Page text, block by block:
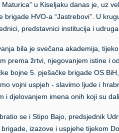
Maturica” u Kiseljaku danas je, uz
brigade HVO-a “Jastrebovi”. U
predstavnici institucija i
bila je svečana akademija,
prema žrtvi, njegovanjem istine i
bojne 5. pješačke brigade OS
vojni uspjeh - slavimo ljude i
i djelovanjem imena onih koji su
se i Stipo Bajo, predsjednik
izazove i uspjehe tijekom